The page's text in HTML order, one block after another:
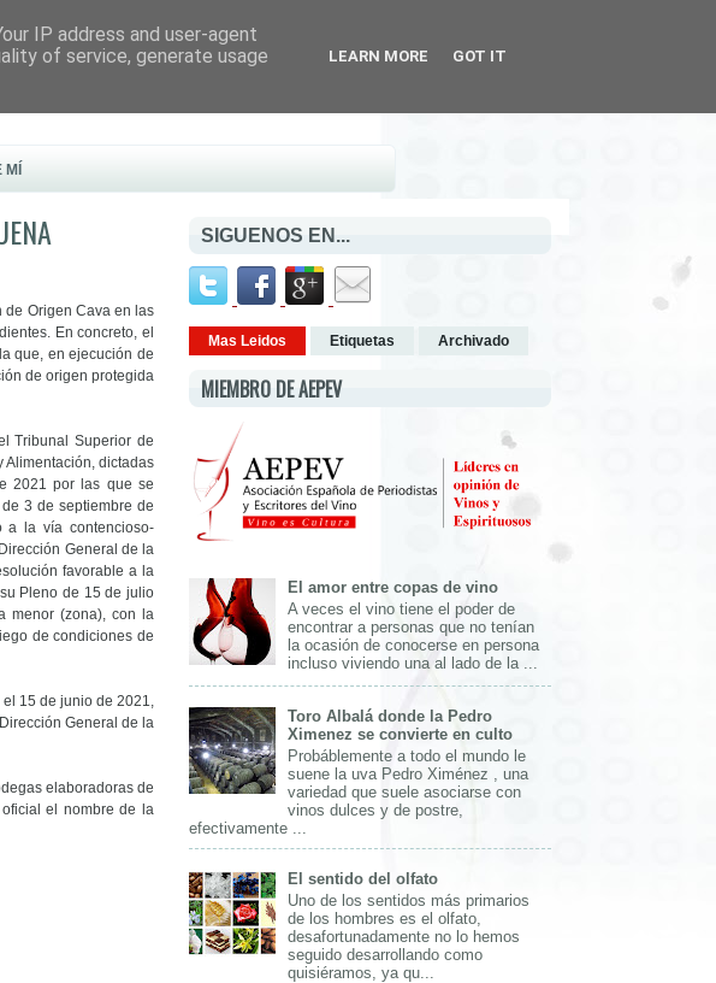
de Origen Cava en las
En concreto, el
que, en ejecución de
de origen protegida
Tribunal Superior de
Alimentación, dictadas
2021 por las que se
3 de septiembre de
a la vía contencioso-
General de la
favorable a la
Pleno de 15 de julio
menor (zona), con la
de condiciones de
15 de junio de 2021,
General de la
elaboradoras de
el nombre de la
SIGUENOS EN...
Mas Leidos Etiquetas Archivado
MIEMBRO DE AEPEV
El amor entre copas de vino
A veces el vino tiene el poder de
encontrar a personas que no tenían
la ocasión de conocerse en persona
incluso viviendo una al lado de la ...
Toro Albalá donde la Pedro
Ximenez se convierte en culto
Probáblemente a todo el mundo le
suene la uva Pedro Ximénez , una
variedad que suele asociarse con
vinos dulces y de postre,
efectivamente ...
El sentido del olfato
Uno de los sentidos más primarios
de los hombres es el olfato,
desafortunadamente no lo hemos
seguido desarrollando como
quisiéramos, ya qu...
IP address and user-agent
of service, generate usage
LEARN MORE GOT IT